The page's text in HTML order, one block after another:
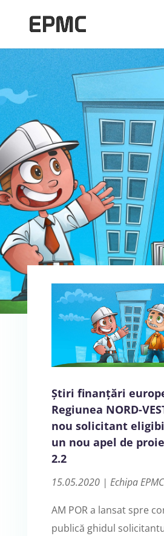
Știri finanțări
Regiunea NORD-
nou solicitant
un nou apel de
2.2
15.05.2020 | Echipa EPMC
AM POR a lansat spre
publică ghidul